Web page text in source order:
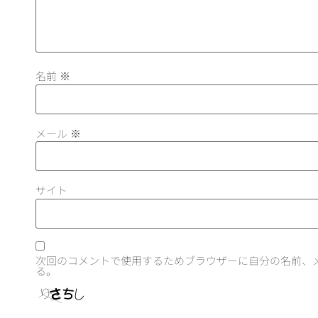
名前 ※
メール ※
サイト
次回のコメントで使用するためブラウザーに自分の名前、
る。